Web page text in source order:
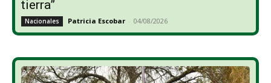
tierra”
Nacionales Patricia Escobar - 04/08/2026